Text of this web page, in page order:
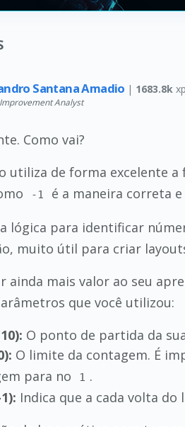
Santana Amadio | 1683.8k
Analyst
Como vai?
utiliza de forma excelente a
-1
é a maneira correta
lógica para identificar
muito útil para criar
ainda mais valor ao seu
que você utilizou:
O ponto de partida da
O limite da contagem. É
para no
1 .
Indica que a cada volta